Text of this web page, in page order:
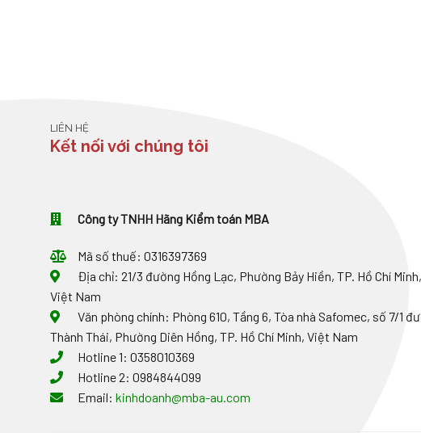
LIÊN HỆ
Kết nối với chúng tôi
Công ty TNHH Hãng Kiểm toán MBA
Mã số thuế: 0316397369
Địa chỉ: 21/3 đường Hồng Lạc, Phường Bảy Hiền, TP. Hồ Chí Minh,
Việt Nam
Văn phòng chính: Phòng 610, Tầng 6, Tòa nhà Safomec, số 7/1
Thành Thái, Phường Diên Hồng, TP. Hồ Chí Minh, Việt Nam
Hotline 1: 0358010369
Hotline 2: 0984844099
Email: kinhdoanh@mba-au.com